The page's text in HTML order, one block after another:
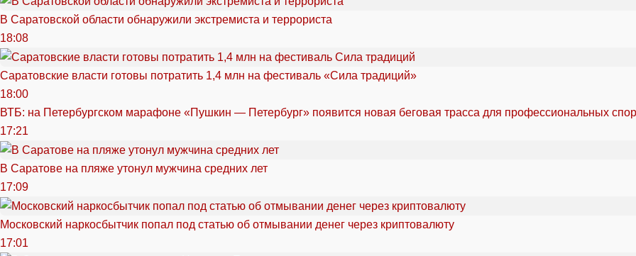
В Саратовской области обнаружили экстремиста и террориста
18:08
Саратовские власти готовы потратить 1,4 млн на фестиваль «Сила традиций»
18:00
ВТБ: на Петербургском марафоне «Пушкин — Петербург» появится новая беговая трасса для профессиональных
17:21
В Саратове на пляже утонул мужчина средних лет
17:09
Московский наркосбытчик попал под статью об отмывании денег через криптовалюту
17:01